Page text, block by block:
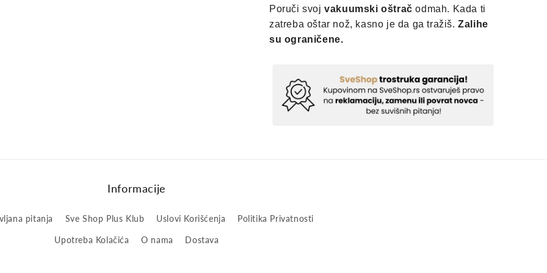
Poruči svojvakuumski oštrač odmah. Kada ti
zatreba oštar nož, kasno je da ga tražiš.Zalihe
su ograničene.
Informacije
pitanja Sve Shop Plus Klub Uslovi Korišćenja Politika Privatnosti
Upotreba Kolačića O nama Dostava